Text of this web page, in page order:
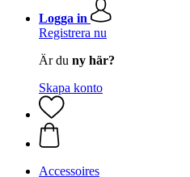
Logga in
Registrera nu
Är du ny här?
Skapa konto
Accessoires